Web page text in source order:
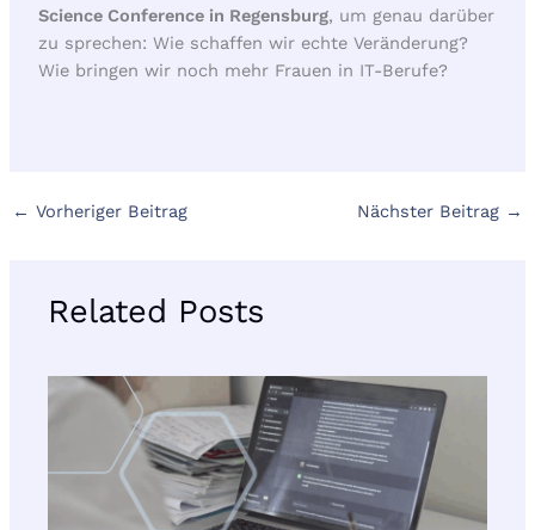
Science Conference in Regensburg, um genau darüber
zu sprechen: Wie schaffen wir echte Veränderung?
Wie bringen wir noch mehr Frauen in IT-Berufe?
← Vorheriger Beitrag Nächster Beitrag →
Related Posts